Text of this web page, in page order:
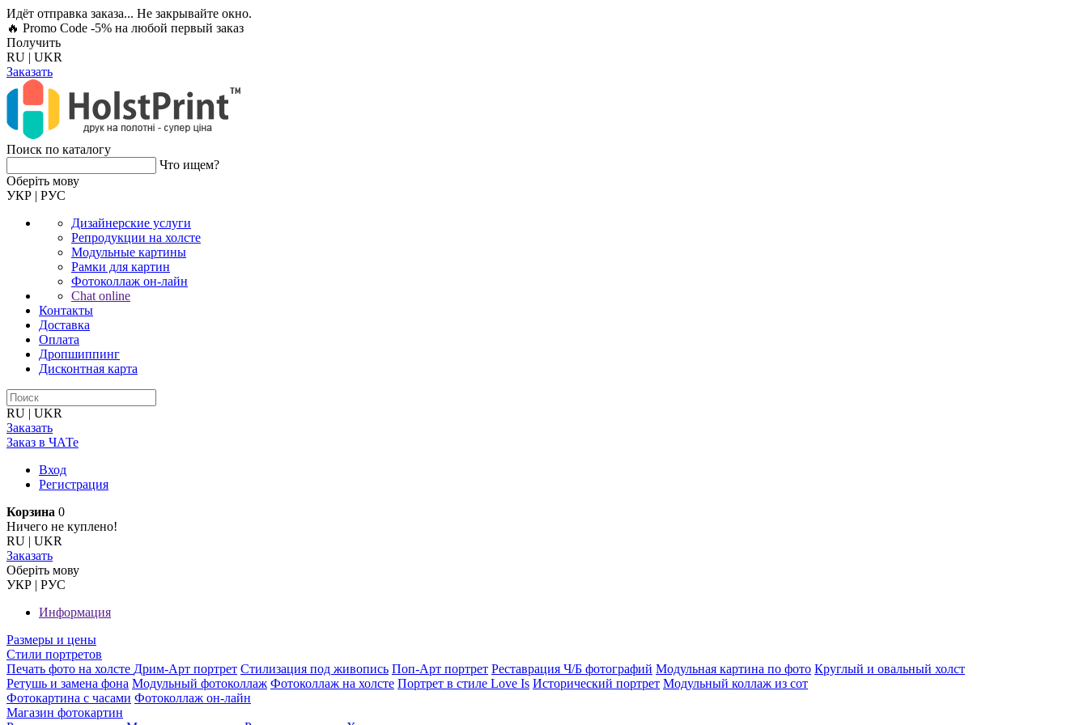
Идёт отправка заказа... Не закрывайте окно.
🔥 Promo Code -5% на любой первый заказ
Получить
RU | UKR
Заказать
Поиск по каталогу
Что ищем?
Оберiть мову
УКР | РУС
Дизайнерские услуги
Репродукции на холсте
Модульные картины
Рамки для картин
Фотоколлаж он-лайн
Chat online
Контакты
Доставка
Оплата
Дропшиппинг
Дисконтная карта
RU | UKR
Заказать
Заказ в ЧАТе
Вход
Регистрация
Корзина 0
Ничего не куплено!
RU | UKR
Заказать
Оберiть мову
УКР | РУС
Информация
Размеры и цены
Стили портретов
Печать фото на холсте Дрим-Арт портрет Стилизация под живопись Поп-Арт портрет Реставрация Ч/Б фотографий Модульная картина по фото Круглый и овальный холст
Ретушь и замена фона Модульный фотоколлаж Фотоколлаж на холсте Портрет в стиле Love Is Исторический портрет Модульный коллаж из сот
Фотокартина с часами Фотоколлаж он-лайн
Магазин фотокартин